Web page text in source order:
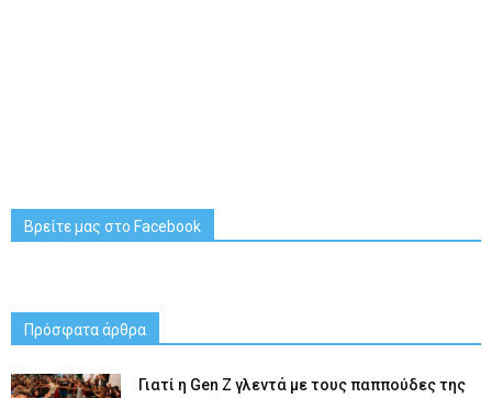
Βρείτε μας στο Facebook
Πρόσφατα άρθρα
Γιατί η Gen Z γλεντά με τους παππούδες της